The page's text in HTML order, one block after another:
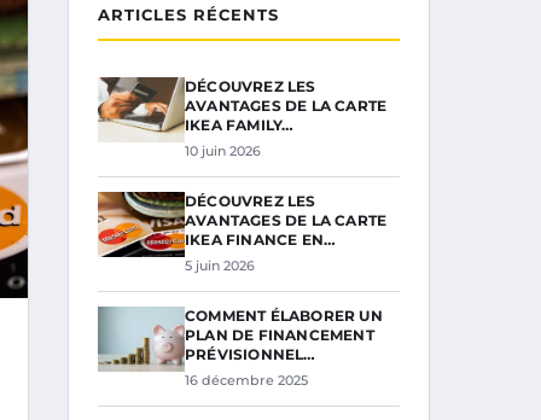
ARTICLES RÉCENTS
DÉCOUVREZ LES
AVANTAGES DE LA CARTE
IKEA FAMILY…
10 juin 2026
DÉCOUVREZ LES
AVANTAGES DE LA CARTE
IKEA FINANCE EN…
5 juin 2026
COMMENT ÉLABORER UN
PLAN DE FINANCEMENT
PRÉVISIONNEL…
16 décembre 2025